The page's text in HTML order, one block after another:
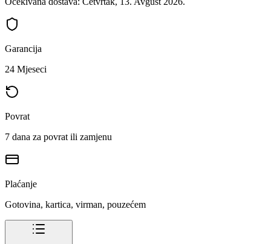
Garancija
24 Mjeseci
Povrat
7 dana za povrat ili zamjenu
Plaćanje
Gotovina, kartica, virman, pouzećem